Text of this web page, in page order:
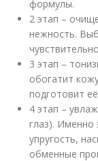
формулы.
2 этап –
нежность.
3 этап –
обогатит
подготовит
4 этап –
глаз). Именно
упругость,
обменные